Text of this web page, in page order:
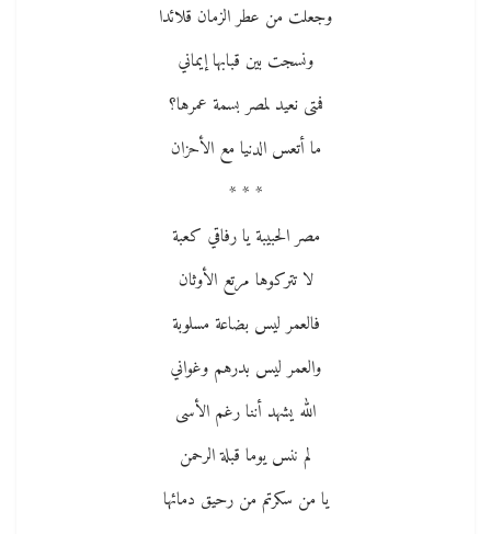
وجعلت من عطر الزمان قلائدا
ونسجت بين قبابها إيماني
فمتى نعيد لمصر بسمة عمرها؟
ما أتعس الدنيا مع الأحزان
* * *
مصر الحبيبة يا رفاقي كعبة
لا تتركوها مرتع الأوثان
فالعمر ليس بضاعة مسلوبة
والعمر ليس بدرهم وغواني
الله يشهد أننا رغم الأسى
لم ننس يوما قبلة الرحمن
يا من سكرتم من رحيق دمائها